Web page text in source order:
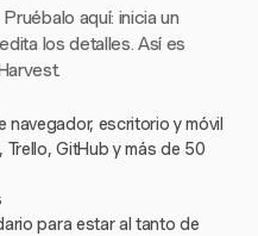
aquí: inicia un
los detalles. Así es
escritorio y móvil
GitHub y más de 50
para estar al tanto de